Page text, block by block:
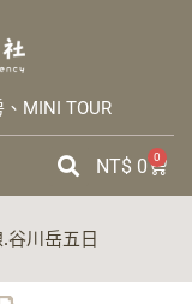
MINI TOUR
NT$ 0 0
谷川岳五日